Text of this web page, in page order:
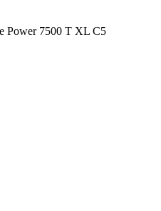
Power 7500 T XL C5